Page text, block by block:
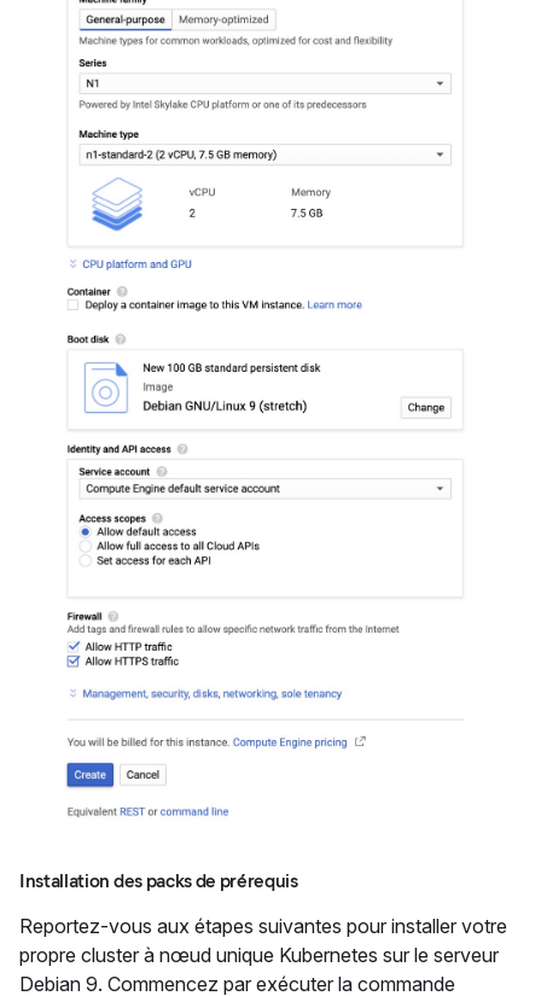
Installation des packs de prérequis
Reportez-vous aux étapes suivantes pour installer votre
propre cluster à nœud unique Kubernetes sur le serveur
Debian 9. Commencez par exécuter la commande